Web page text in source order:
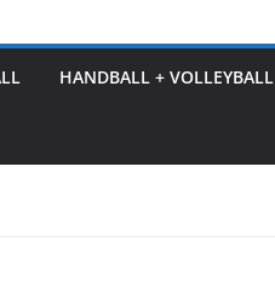
HANDBALL + VOLLEYBALL